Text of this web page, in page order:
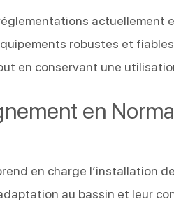
actuellement
robustes et
en conservant une
en
en charge l’installation
au bassin et leur